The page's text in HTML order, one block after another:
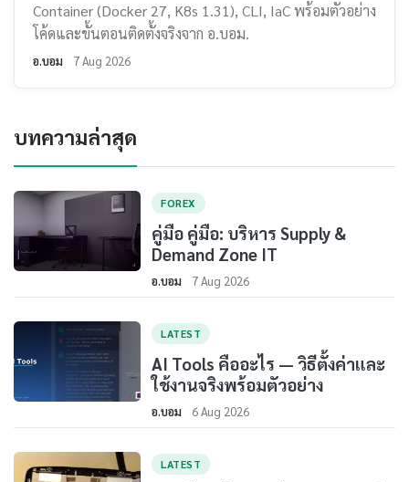
Container (Docker 27, K8s 1.31), CLI, IaC พร้อมตัวอย่าง
โค้ดและขั้นตอนติดตั้งจริงจาก อ.บอม.
อ.บอม 7 Aug 2026
บทความล่าสุด
FOREX
คู่มือ คู่มือ: บริหาร Supply &
Demand Zone IT
อ.บอม 7 Aug 2026
LATEST
AI Tools คืออะไร — วิธีตั้งค่าและ
ใช้งานจริงพร้อมตัวอย่าง
อ.บอม 6 Aug 2026
LATEST